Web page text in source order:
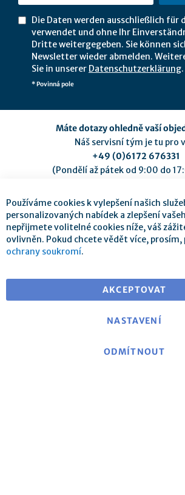
Die Daten werden ausschließlich für
verwendet und ohne Ihr
Dritte weitergegeben. Sie können
Newsletter wieder abmelden.
Sie in unserer Datenschutzerklärung.
* Povinná pole
Máte dotazy ohledně vaší
Náš servisní tým je tu pro
+49 (0)6172 676331
(Pondělí až pátek od 9:00 do
pro dodání v EU
Používáme cookies k vylepšení našich
personalizovaných nabídek a zlepšení
nepřijmete volitelné cookies níže, váš
ovlivněn. Pokud chcete vědět více, prosím,
ochrany soukromí.
AKCEPTOVAT
NASTAVENÍ
ODMÍTNOUT